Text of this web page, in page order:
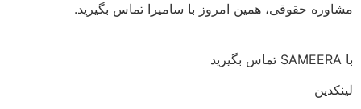
مشاوره حقوقی، همین امروز با سامیرا تماس بگیرید.
با SAMEERA تماس بگیرید
لینکدین